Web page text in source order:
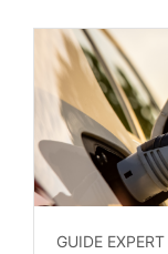
GUIDE EXPERT